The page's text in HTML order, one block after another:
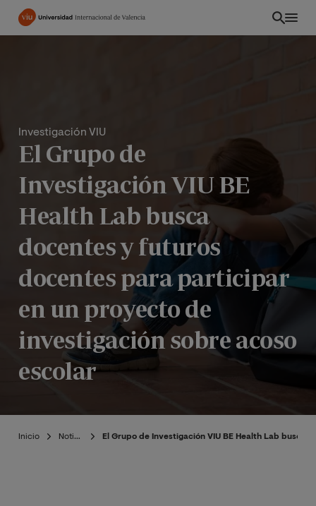
Pasar
Investigación VIU
El Grupo de
Investigación VIU BE
Health Lab busca
docentes y futuros
docentes para participar
en un proyecto de
investigación sobre acoso
escolar
Inicio Noticias El Grupo de Investigación VIU BE Health Lab